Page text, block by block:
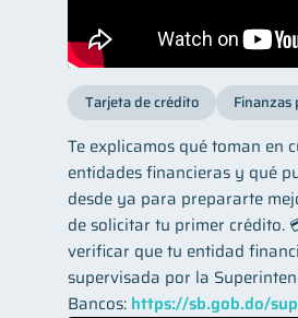
Tarjeta de crédito Finanzas
Te explicamos qué toman en
entidades financieras y qué
desde ya para prepararte
de solicitar tu primer crédito.
verificar que tu entidad
supervisada por la
Bancos: https://sb.gob.do/